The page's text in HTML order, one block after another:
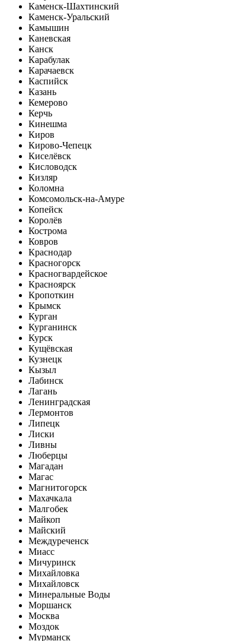
Каменск-Шахтинский
Каменск-Уральский
Камышин
Каневская
Канск
Карабулак
Карачаевск
Каспийск
Казань
Кемерово
Керчь
Кинешма
Киров
Кирово-Чепецк
Киселёвск
Кисловодск
Кизляр
Коломна
Комсомольск-на-Амуре
Копейск
Королёв
Кострома
Ковров
Краснодар
Красногорск
Красногвардейское
Красноярск
Кропоткин
Крымск
Курган
Курганинск
Курск
Кущёвская
Кузнецк
Кызыл
Лабинск
Лагань
Ленинградская
Лермонтов
Липецк
Лиски
Ливны
Люберцы
Магадан
Магас
Магнитогорск
Махачкала
Малгобек
Майкоп
Майский
Междуреченск
Миасс
Мичуринск
Михайловка
Михайловск
Минеральные Воды
Моршанск
Москва
Моздок
Мурманск